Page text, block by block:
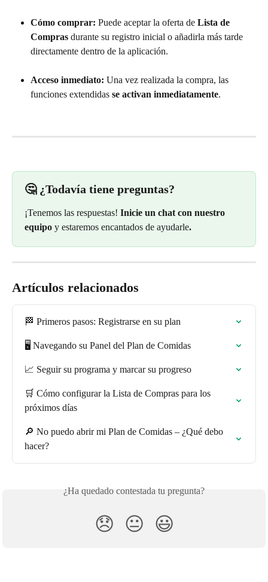
Cómo comprar: Puede aceptar la oferta de Lista de
Compras durante su registro inicial o añadirla más tarde
directamente dentro de la aplicación.
Acceso inmediato: Una vez realizada la compra, las
funciones extendidas se activan inmediatamente.
🤔 ¿Todavía tiene preguntas?
¡Tenemos las respuestas! Inicie un chat con nuestro
equipo y estaremos encantados de ayudarle.
Artículos relacionados
🏁 Primeros pasos: Registrarse en su plan
🖥️ Navegando su Panel del Plan de Comidas
📈 Seguir su programa y marcar su progreso
🛒 Cómo configurar la Lista de Compras para los
próximos días
🔎 No puedo abrir mi Plan de Comidas – ¿Qué debo
hacer?
¿Ha quedado contestada tu pregunta?
😞 😐 😃